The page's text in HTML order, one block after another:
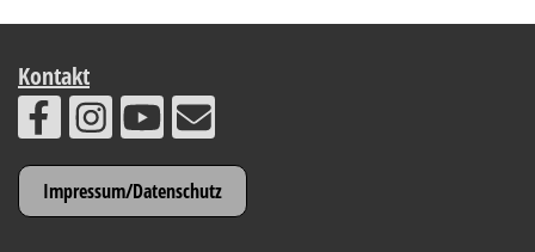
Kontakt
Impressum/Datenschutz